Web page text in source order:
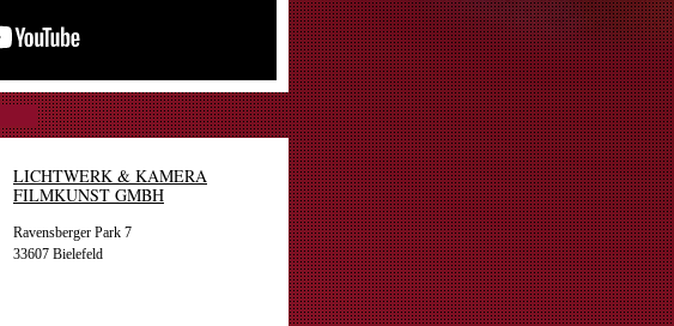
LICHTWERK & KAMERA
FILMKUNST GMBH
Ravensberger Park 7
33607 Bielefeld